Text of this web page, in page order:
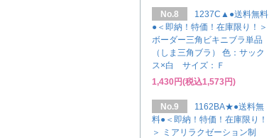
No.8
1237C▲●送料無料
●＜即納！特価！在庫限り！＞
ボーダー三角ビキニブラ単品
（しま三角ブラ） 色：サック
ス×白 サイズ：Ｆ
1,430円(税込1,573円)
No.9
1162BA★●送料無
料●＜即納！特価！在庫限り！
＞ ミアリラクゼーション制